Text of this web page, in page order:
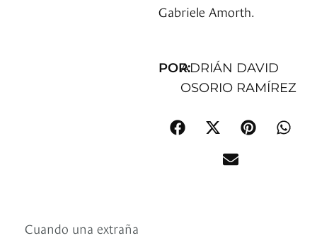
Gabriele Amorth.
POR:ADRIÁN DAVID
OSORIO RAMÍREZ
Cuando una extraña